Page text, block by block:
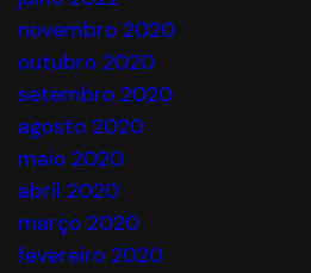
novembro 2020
outubro 2020
setembro 2020
agosto 2020
maio 2020
abril 2020
março 2020
fevereiro 2020